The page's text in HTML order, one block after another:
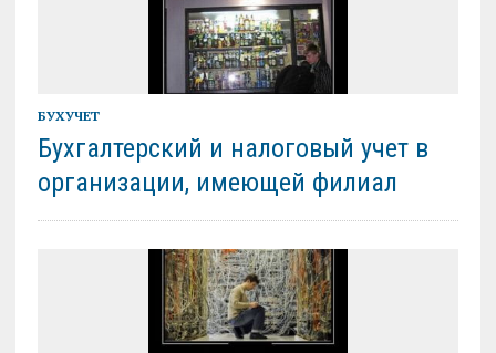
БУХУЧЕТ
Бухгалтерский и налоговый учет в
организации, имеющей филиал